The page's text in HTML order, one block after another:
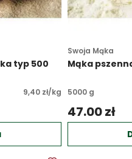
typ 500
9,40 zł/kg
Swoja Mąka
Mąka
5000 g
47.00 zł